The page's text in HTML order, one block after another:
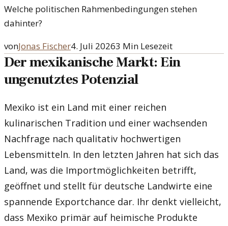
Welche politischen Rahmenbedingungen stehen
dahinter?
vonJonas Fischer4. Juli 20263 Min Lesezeit
Der mexikanische Markt: Ein
ungenutztes Potenzial
Mexiko ist ein Land mit einer reichen
kulinarischen Tradition und einer wachsenden
Nachfrage nach qualitativ hochwertigen
Lebensmitteln. In den letzten Jahren hat sich das
Land, was die Importmöglichkeiten betrifft,
geöffnet und stellt für deutsche Landwirte eine
spannende Exportchance dar. Ihr denkt vielleicht,
dass Mexiko primär auf heimische Produkte